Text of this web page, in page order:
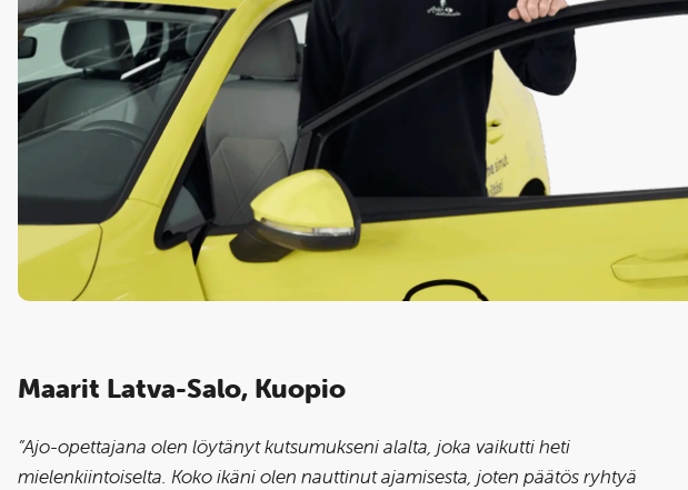
Maarit Latva-Salo, Kuopio
”Ajo-opettajana olen löytänyt kutsumukseni alalta, joka vaikutti heti
mielenkiintoiselta. Koko ikäni olen nauttinut ajamisesta, joten päätös ryhtyä